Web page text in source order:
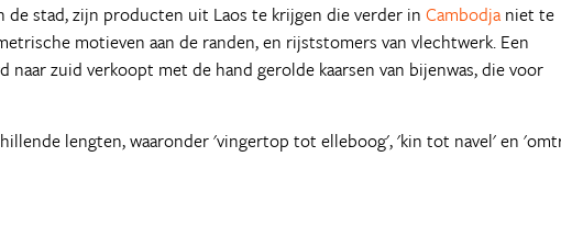
de stad, zijn producten uit Laos te krijgen die verder in Cambodja niet te
motieven aan de randen, en rijststomers van vlechtwerk. Een
naar zuid verkoopt met de hand gerolde kaarsen van bijenwas, die voor
lengten, waaronder 'vingertop tot elleboog', 'kin tot navel' en